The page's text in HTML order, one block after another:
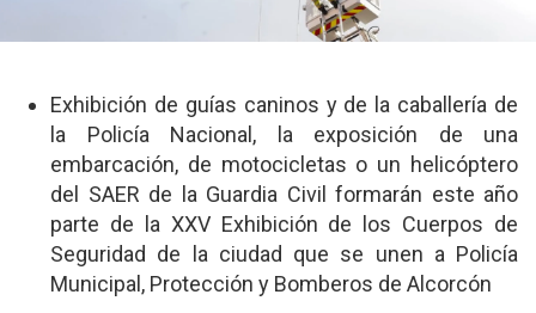
Exhibición de guías caninos y de la caballería de
la Policía Nacional, la exposición de una
embarcación, de motocicletas o un helicóptero
del SAER de la Guardia Civil formarán este año
parte de la XXV Exhibición de los Cuerpos de
Seguridad de la ciudad que se unen a Policía
Municipal, Protección y Bomberos de Alcorcón